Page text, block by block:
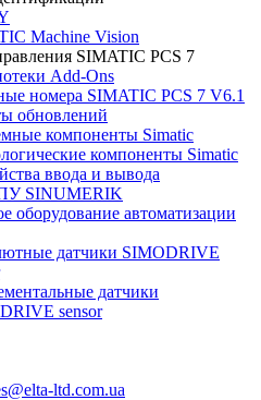
Machine Vision
SIMATIC PCS 7
Add-Ons
номера SIMATIC PCS 7 V6.1
обновлений
компоненты Simatic
компоненты Simatic
ввода и вывода
SINUMERIK
оборудование автоматизации
датчики SIMODRIVE
датчики
sensor
ltd.com.ua